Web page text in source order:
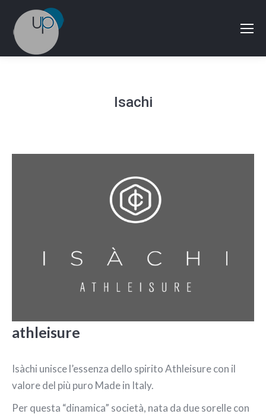
Isachi
athleisure
Isàchi unisce l’essenza dello spirito Athleisure con il
valore del più puro Made in Italy.
Per questa “dinamica” società, nata da due sorelle con